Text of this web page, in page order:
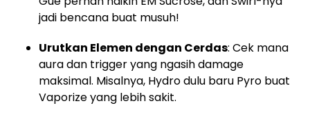
jadi bencana buat musuh!
Urutkan Elemen dengan Cerdas: Cek mana
aura dan trigger yang ngasih damage
maksimal. Misalnya, Hydro dulu baru Pyro buat
Vaporize yang lebih sakit.